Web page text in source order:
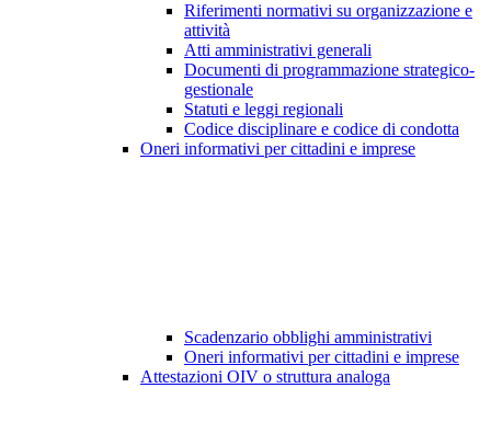
Riferimenti normativi su organizzazione e
attività
Atti amministrativi generali
Documenti di programmazione strategico-
gestionale
Statuti e leggi regionali
Codice disciplinare e codice di condotta
Oneri informativi per cittadini e imprese
Scadenzario obblighi amministrativi
Oneri informativi per cittadini e imprese
Attestazioni OIV o struttura analoga